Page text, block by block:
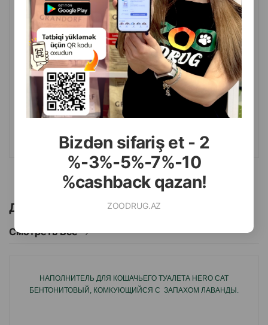
Bizdən sifariş et - 2
%-3%-5%-7%-10
%cashback qazan!
ZOODRUG.AZ
( Отзывы)
Масса Цена
Купить
20 кг (мешок)
29.00
КУПИТЬ
Другие товоры бренда
Смотреть Все
НАПОЛНИТЕЛЬ ДЛЯ КОШАЧЬЕГО ТУАЛЕТА HERO CAT
БЕНТОНИТОВЫЙ, КОМКУЮЩИЙСЯ С ЗАПАХОМ ЛАВАНДЫ.